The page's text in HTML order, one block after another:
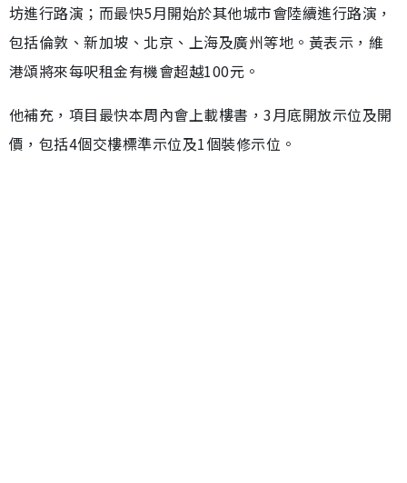
坊進行路演；而最快5月開始於其他城市會陸續進行路演，
包括倫敦、新加坡、北京、上海及廣州等地。黃表示，維
港頌將來每呎租金有機會超越100元。
他補充，項目最快本周內會上載樓書，3月底開放示位及開
價，包括4個交樓標準示位及1個裝修示位。